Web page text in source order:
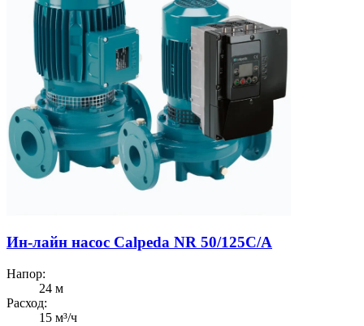
Ин-лайн насос Calpeda NR 50/125C/A
Напор:
24 м
Расход:
15 м³/ч